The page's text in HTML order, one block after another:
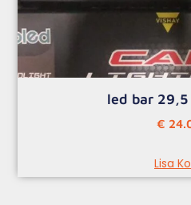
led bar
€
Lisa